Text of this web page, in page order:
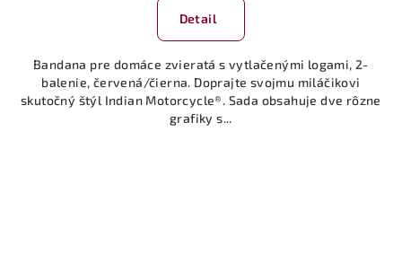
Detail
Bandana pre domáce zvieratá s vytlačenými logami, 2-
balenie, červená/čierna. Doprajte svojmu miláčikovi
skutočný štýl Indian Motorcycle®. Sada obsahuje dve rôzne
grafiky s...